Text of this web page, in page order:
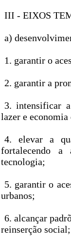
III - EIXOS
a)
1. garantir o
2. garantir a
3. intensificar
lazer e
4. elevar a
fortalecendo a
tecnologia;
5. garantir o
urbanos;
6. alcançar
reinserção social;